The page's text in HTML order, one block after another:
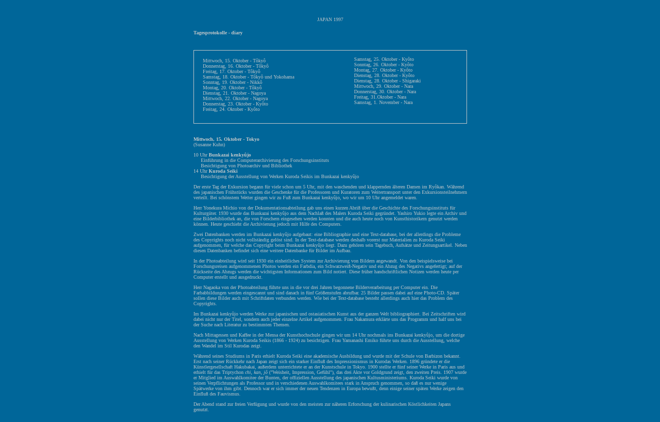
JAPAN 1997
Tagesprotokolle - diary
Mittwoch, 15. Oktober - Tôkyô
Donnerstag, 16. Oktober - Tôkyô
Freitag, 17. Oktober - Tôkyô
Samstag, 18. Oktober - Tôkyô und Yokohama
Sonntag, 19. Oktober - Nikkô
Montag, 20. Oktober - Tôkyô
Dienstag, 21. Oktober - Nagoya
Mittwoch, 22. Oktober - Nagoya
Donnerstag, 23. Oktober - Kyôto
Freitag, 24. Oktober - Kyôto
Samstag, 25. Oktober - Kyôto
Sonntag, 26. Oktober - Kyôto
Montag, 27. Oktober - Kyôto
Dienstag, 28. Oktober - Kyôto
Dienstag, 28. Oktober - Shigaraki
Mittwoch, 29. Oktober - Nara
Donnerstag, 30. Oktober - Nara
Freitag, 31.Oktober - Nara
Samstag, 1. November - Nara
Mittwoch, 15. Oktober - Tokyo
(Susanne Kuhn)
10 UhrBunkazai kenkyûjo
Einführung in die Computerarchivierung des Forschungsinstituts
Besichtigung von Photoarchiv und Bibliothek
14 UhrKuroda Seiki
Besichtigung der Ausstellung von Werken Kuroda Seikis im Bunkazai kenkyûjo
Der erste Tag der Exkursion begann für viele schon um 5 Uhr, mit den waschenden und klappernden älteren Damen im Ryôkan. Während
des japanischen Frühstücks wurden die Geschenke für die Professoren und Kuratoren zum Weitertransport unter den Exkursionsteilnehmern
verteilt. Bei schönstem Wetter gingen wir zu Fuß zum Bunkazai kenkyûjo, wo wir um 10 Uhr angemeldet waren.
Herr Yonekura Michio von der Dokumentationsabteilung gab uns einen kurzen Abriß über die Geschichte des Forschungsinstituts für
Kulturgüter. 1930 wurde das Bunkazai kenkyûjo aus dem Nachlaß des Malers Kuroda Seiki gegründet. Yashiro Yukio legte ein Archiv und
eine Bilderbibliothek an, die von Forschern eingesehen werden konnten und die auch heute noch von Kunsthistorikern genutzt werden
können. Heute geschieht die Archivierung jedoch mit Hilfe des Computers.
Zwei Datenbanken werden im Bunkazai kenkyûjo aufgebaut: eine Bibliographie und eine Text-database, bei der allerdings die Probleme
des Copyrights noch nicht vollständig gelöst sind. In der Text-database werden deshalb vorerst nur Materialien zu Kuroda Seiki
aufgenommen, für welche das Copyright beim Bunkazai kenkyûjo liegt. Dazu gehören sein Tagebuch, Aufsätze und Zeitungsartikel. Neben
diesen Datenbanken befindet sich eine weitere Datenbanke für Bilder im Aufbau.
In der Photoabteilung wird seit 1930 ein einheitliches System zur Archivierung von Bildern angewandt. Von den beispielsweise bei
Forschungsreisen aufgenommenen Photos werden ein Farbdia, ein Schwarzweiß-Negativ und ein Abzug des Negativs angefertigt; auf der
Rückseite des Abzugs werden die wichtigsten Informationen zum Bild notiert. Diese früher handschriftlichen Notizen werden heute per
Computer erstellt und ausgedruckt.
Herr Nagaoka von der Photoabteilung führte uns in die vor drei Jahren begonnene Bilderverarbeitung per Computer ein. Die
Farbabbildungen werden eingescannt und sind danach in fünf Größenstufen abrufbar. 25 Bilder passen dabei auf eine Photo-CD. Später
sollen diese Bilder auch mit Schriftdaten verbunden werden. Wie bei der Text-database besteht allerdings auch hier das Problem des
Copyrights.
Im Bunkazai kenkyûjo werden Werke zur japanischen und ostasiatischen Kunst aus der ganzen Welt bibliographiert. Bei Zeitschriften wird
dabei nicht nur der Titel, sondern auch jeder einzelne Artikel aufgenommen. Frau Nakamura erklärte uns das Programm und half uns bei
der Suche nach Literatur zu bestimmten Themen.
Nach Mittagessen und Kaffee in der Mensa der Kunsthochschule gingen wir um 14 Uhr nochmals ins Bunkazai kenkyûjo, um die dortige
Ausstellung von Werken Kuroda Seikis (1866 - 1924) zu besichtigen. Frau Yamanashi Emiko führte uns durch die Ausstellung, welche
den Wandel im Stil Kurodas zeigt.
Während seines Studiums in Paris erhielt Kuroda Seiki eine akademische Ausbildung und wurde mit der Schule von Barbizon bekannt.
Erst nach seiner Rückkehr nach Japan zeigt sich ein starker Einfluß des Impressionismus in Kurodas Werken. 1896 gründete er die
Künstlergesellschaft Hakubakai, außerdem unterrichtete er an der Kunstschule in Tokyo. 1900 stellte er fünf seiner Werke in Paris aus und
erhielt für das Triptychon chi, kan, jô ("Weisheit, Impression, Gefühl"), das drei Akte vor Goldgrund zeigt, den zweiten Preis. 1907 wurde
er Mitglied im Auswahlkomitee der Bunten, der offiziellen Ausstellung des japanischen Kultusministeriums. Kuroda Seiki wurde von
seinen Verpflichtungen als Professor und in verschiedenen Auswahlkomitees stark in Anspruch genommen, so daß es nur wenige
Spätwerke von ihm gibt. Dennoch war er sich immer der neuen Tendenzen in Europa bewußt, denn einige seiner späten Werke zeigen den
Einfluß des Fauvismus.
Der Abend stand zur freien Verfügung und wurde von den meisten zur näheren Erforschung der kulinarischen Köstlichkeiten Japans
genutzt.